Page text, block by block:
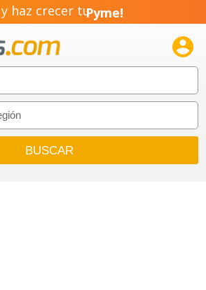
haz crecer tuPyme!
Emprendimiento!
